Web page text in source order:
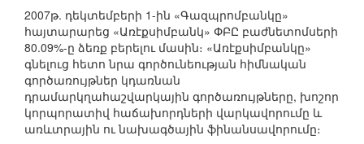
2007թ. դեկտեմբերի 1-ին «Գազպրոմբանկը»
հայտարարեց «Առէքսիմբանկ» ՓԲԸ բաժնետոմսերի
80.09%-ը ձեռք բերելու մասին։ «Առէքսիմբանկը»
գնելուց հետո նրա գործունեության հիմնական
գործառույթներ կդառնան
դրամարկղահաշվարկային գործառույթները, խոշոր
կորպորատիվ հաճախորդների վարկավորումը և
առևտրային ու նախագծային ֆինանսավորումը։